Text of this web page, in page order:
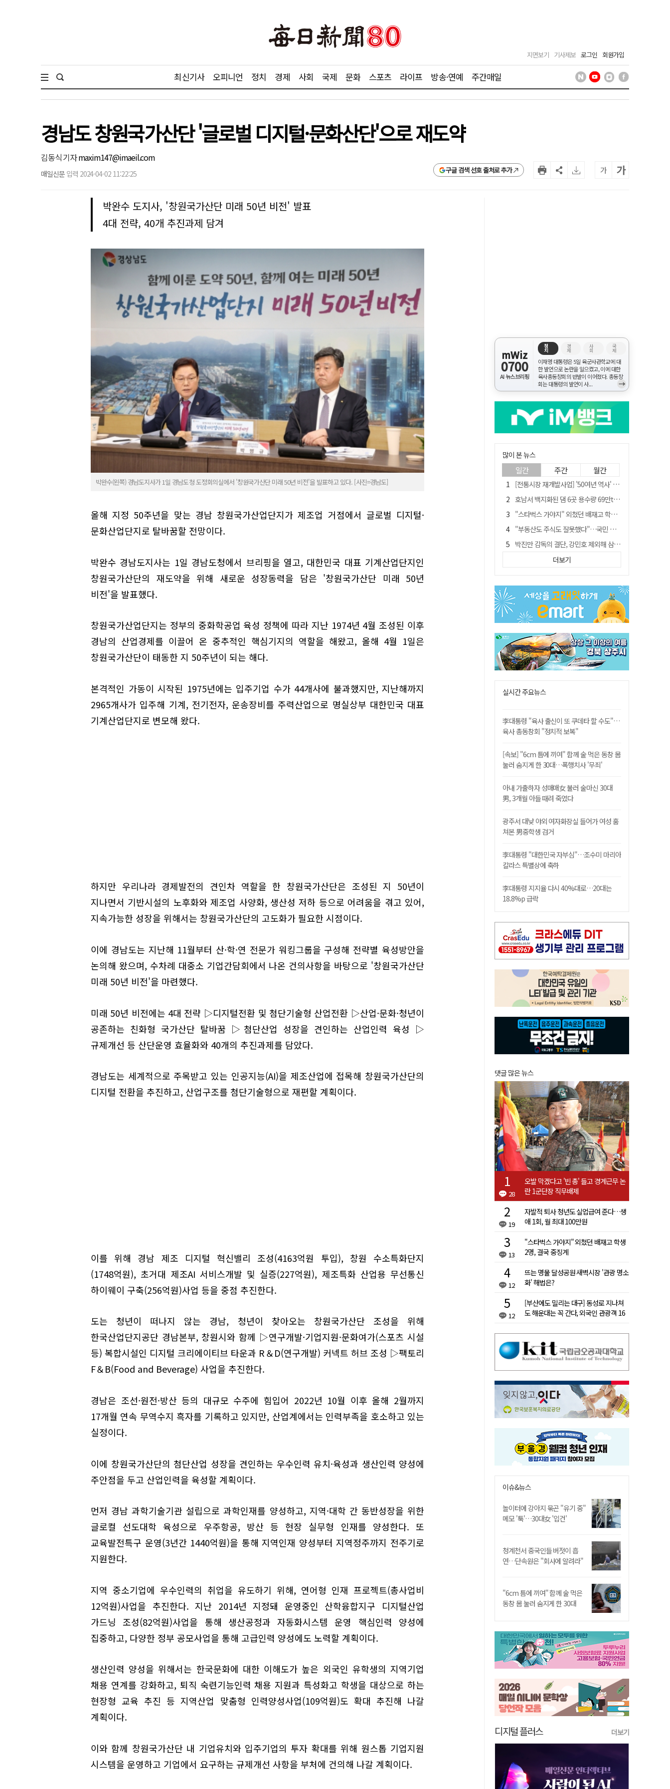
지면보기 기사제보 로그인 회원가입
최신기사 오피니언 정치 경제 사회 국제 문화 스포츠 라이프 방송·연예 주간매일
경남도 창원국가산단 '글로벌 디지털·문화산단'으로 재도약
김동식 기자maxim147@imaeil.com
매일신문 입력 2024-04-02 11:22:25 구글 검색 선호 출처로 추가 가 가
박완수 도지사, '창원국가산단 미래 50년 비전' 발표
4대 전략, 40개 추진과제 담겨
박완수(왼쪽) 경남도지사가 1일 경남도청 도정회의실에서 '창원국가산단 미래 50년 비전'을 발표하고 있다. [사진=경남도]
올해 지정 50주년을 맞는 경남 창원국가산업단지가 제조업 거점에서 글로벌 디지털·
문화산업단지로 탈바꿈할 전망이다.
박완수 경남도지사는 1일 경남도청에서 브리핑을 열고, 대한민국 대표 기계산업단지인
창원국가산단의 재도약을 위해 새로운 성장동력을 담은 '창원국가산단 미래 50년
비전'을 발표했다.
창원국가산업단지는 정부의 중화학공업 육성 정책에 따라 지난 1974년 4월 조성된 이후
경남의 산업경제를 이끌어 온 중추적인 핵심기지의 역할을 해왔고, 올해 4월 1일은
창원국가산단이 태동한 지 50주년이 되는 해다.
본격적인 가동이 시작된 1975년에는 입주기업 수가 44개사에 불과했지만, 지난해까지
2965개사가 입주해 기계, 전기전자, 운송장비를 주력산업으로 명실상부 대한민국 대표
기계산업단지로 변모해 왔다.
하지만 우리나라 경제발전의 견인차 역할을 한 창원국가산단은 조성된 지 50년이
지나면서 기반시설의 노후화와 제조업 사양화, 생산성 저하 등으로 어려움을 겪고 있어,
지속가능한 성장을 위해서는 창원국가산단의 고도화가 필요한 시점이다.
이에 경남도는 지난해 11월부터 산·학·연 전문가 워킹그룹을 구성해 전략별 육성방안을
논의해 왔으며, 수차례 대중소 기업간담회에서 나온 건의사항을 바탕으로 '창원국가산단
미래 50년 비전'을 마련했다.
미래 50년 비전에는 4대 전략 ▷디지털전환 및 첨단기술형 산업전환 ▷산업·문화·청년이
공존하는 친화형 국가산단 탈바꿈 ▷첨단산업 성장을 견인하는 산업인력 육성 ▷
규제개선 등 산단운영 효율화와 40개의 추진과제를 담았다.
경남도는 세계적으로 주목받고 있는 인공지능(AI)을 제조산업에 접목해 창원국가산단의
디지털 전환을 추진하고, 산업구조를 첨단기술형으로 재편할 계획이다.
이를 위해 경남 제조 디지털 혁신밸리 조성(4163억원 투입), 창원 수소특화단지
(1748억원), 초거대 제조AI 서비스개발 및 실증(227억원), 제조특화 산업용 무선통신
하이웨이 구축(256억원)사업 등을 중점 추진한다.
도는 청년이 떠나지 않는 경남, 청년이 찾아오는 창원국가산단 조성을 위해
한국산업단지공단 경남본부, 창원시와 함께 ▷연구개발·기업지원·문화여가(스포츠 시설
등) 복합시설인 디지털 크리에이티브 타운과 R＆D(연구개발) 커넥트 허브 조성 ▷팩토리
F＆B(Food and Beverage) 사업을 추진한다.
경남은 조선·원전·방산 등의 대규모 수주에 힘입어 2022년 10월 이후 올해 2월까지
17개월 연속 무역수지 흑자를 기록하고 있지만, 산업계에서는 인력부족을 호소하고 있는
실정이다.
이에 창원국가산단의 첨단산업 성장을 견인하는 우수인력 유치·육성과 생산인력 양성에
주안점을 두고 산업인력을 육성할 계획이다.
먼저 경남 과학기술기관 설립으로 과학인재를 양성하고, 지역·대학 간 동반성장을 위한
글로컬 선도대학 육성으로 우주항공, 방산 등 현장 실무형 인재를 양성한다. 또
교육발전특구 운영(3년간 1440억원)을 통해 지역인재 양성부터 지역정주까지 전주기로
지원한다.
지역 중소기업에 우수인력의 취업을 유도하기 위해, 연어형 인재 프로젝트(총사업비
12억원)사업을 추진한다. 지난 2014년 지정돼 운영중인 산학융합지구 디지털산업
가드닝 조성(82억원)사업을 통해 생산공정과 자동화시스템 운영 핵심인력 양성에
집중하고, 다양한 정부 공모사업을 통해 고급인력 양성에도 노력할 계획이다.
생산인력 양성을 위해서는 한국문화에 대한 이해도가 높은 외국인 유학생의 지역기업
채용 연계를 강화하고, 퇴직 숙련기능인력 채용 지원과 특성화고 학생을 대상으로 하는
현장형 교육 추진 등 지역산업 맞춤형 인력양성사업(109억원)도 확대 추진해 나갈
계획이다.
이와 함께 창원국가산단 내 기업유치와 입주기업의 투자 확대를 위해 원스톱 기업지원
시스템을 운영하고 기업에서 요구하는 규제개선 사항을 부처에 건의해 나갈 계획이다.
mWiz
0700
AI 뉴스브리핑
정
치
경
제
사
회
국
제
이재명 대통령은 5일 육군사관학교에 대
한 발언으로 논란을 일으켰고, 이에 대한
육사총동창회의 반발이 이어졌다. 총동창
회는 대통령의 발언이 사...
→
많이 본 뉴스
일간 주간 월간
[전통시장 재개발사업] '50여년 역사' 수성시장 자리에 25층 주상복합 들어선다
호남서 백지화된 댐 6곳 용수량 69만t… 반도체 클러스터 필요량 넘는다
"스타벅스 가야지" 외쳤던 배재고 학생 2명, 결국 중징계
"부동산도 주식도 잘못했다"…국민 절반 이상, 정부 경제정책 '부정'
박진만 감독의 결단, 강민호 제외해 삼성 라이온즈에 긴장감 불어 넣어
국민 10명 중 6명 "검찰 보완수사권 필요"…민주당 지지층도 53.8%
[전통시장 재개발사업] 신천시장 재개발, 준공 후에도 소송전
[저출산·고령화 그늘] 구미시 "40만명 사수" 고령군 "3만명대 회복"
안동-사가에, "50년 우정 넘어 미래 50년 함께 연다"
더보기
실시간 주요뉴스
李대통령 "육사 출신이 또 쿠데타 할 수도"…
육사 총동창회 "정치적 보복"
[속보] "6cm 틈에 끼여" 함께 술 먹은 동창 몸
눌러 숨지게 한 30대…폭행치사 '무죄'
아내 가출하자 성매매女 불러 술마신 30대
男, 3개월 아들 때려 죽였다
광주서 대낮 야외 여자화장실 들어가 여성 훔
쳐본 男중학생 검거
李대통령 "대한민국 자부심"…조수미 마리아
칼라스 특별상에 축하
李대통령 지지율 다시 40%대로…20대는
18.8%p 급락
댓글 많은 뉴스
28
오발 막겠다고 '빈 총' 들고 경계근무 논
란 1군단장 직무배제
19
자발적 퇴사 청년도 실업급여 준다…생
애 1회, 월 최대 100만원
13
"스타벅스 가야지" 외쳤던 배재고 학생
2명, 결국 중징계
12
뜨는 명물 달성공원 새벽시장 '관광 명소
화' 해법은?
12
[부산에도 밀리는 대구] 동성로 지나쳐
도 해운대는 꼭 간다, 외국인 관광객 16
이슈&뉴스
놀이터에 강아지 묶곤 "유기 중"
메모 '툭'…30대女 '입건'
청계천서 중국인들 버젓이 흡
연…단속원은 "회사에 알려라"
"6cm 틈에 끼여" 함께 술 먹은
동창 몸 눌러 숨지게 한 30대
디지털 플러스 더보기